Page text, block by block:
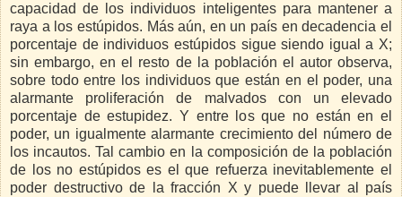
capacidad de los individuos inteligentes para mantener a
raya a los estúpidos. Más aún, en un país en decadencia el
porcentaje de individuos estúpidos sigue siendo igual a X;
sin embargo, en el resto de la población el autor observa,
sobre todo entre los individuos que están en el poder, una
alarmante proliferación de malvados con un elevado
porcentaje de estupidez. Y entre los que no están en el
poder, un igualmente alarmante crecimiento del número de
los incautos. Tal cambio en la composición de la población
de los no estúpidos es el que refuerza inevitablemente el
poder destructivo de la fracción X y puede llevar al país